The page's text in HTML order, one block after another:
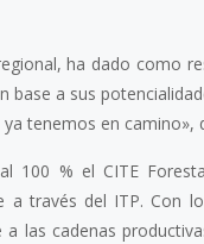
ha dado como
a sus
tenemos en camino»,
100 % el CITE
a través del ITP. Con
las cadenas